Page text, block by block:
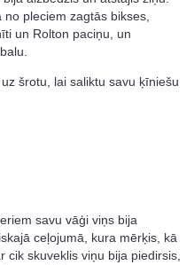
pleciem zagtās bikses,
un Rolton paciņu, un
šrotu, lai saliktu savu ķīniešu
savu vāģi viņs bija
ceļojumā, kura mērķis, kā
cik skuveklis viņu bija piedirsis,